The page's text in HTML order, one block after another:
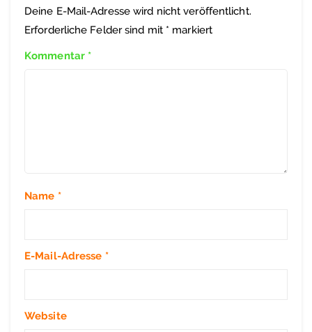
Deine E-Mail-Adresse wird nicht veröffentlicht.
Erforderliche Felder sind mit * markiert
Kommentar *
Name *
E-Mail-Adresse *
Website